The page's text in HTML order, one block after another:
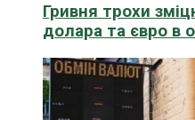
Гривня трохи
долара та євро в